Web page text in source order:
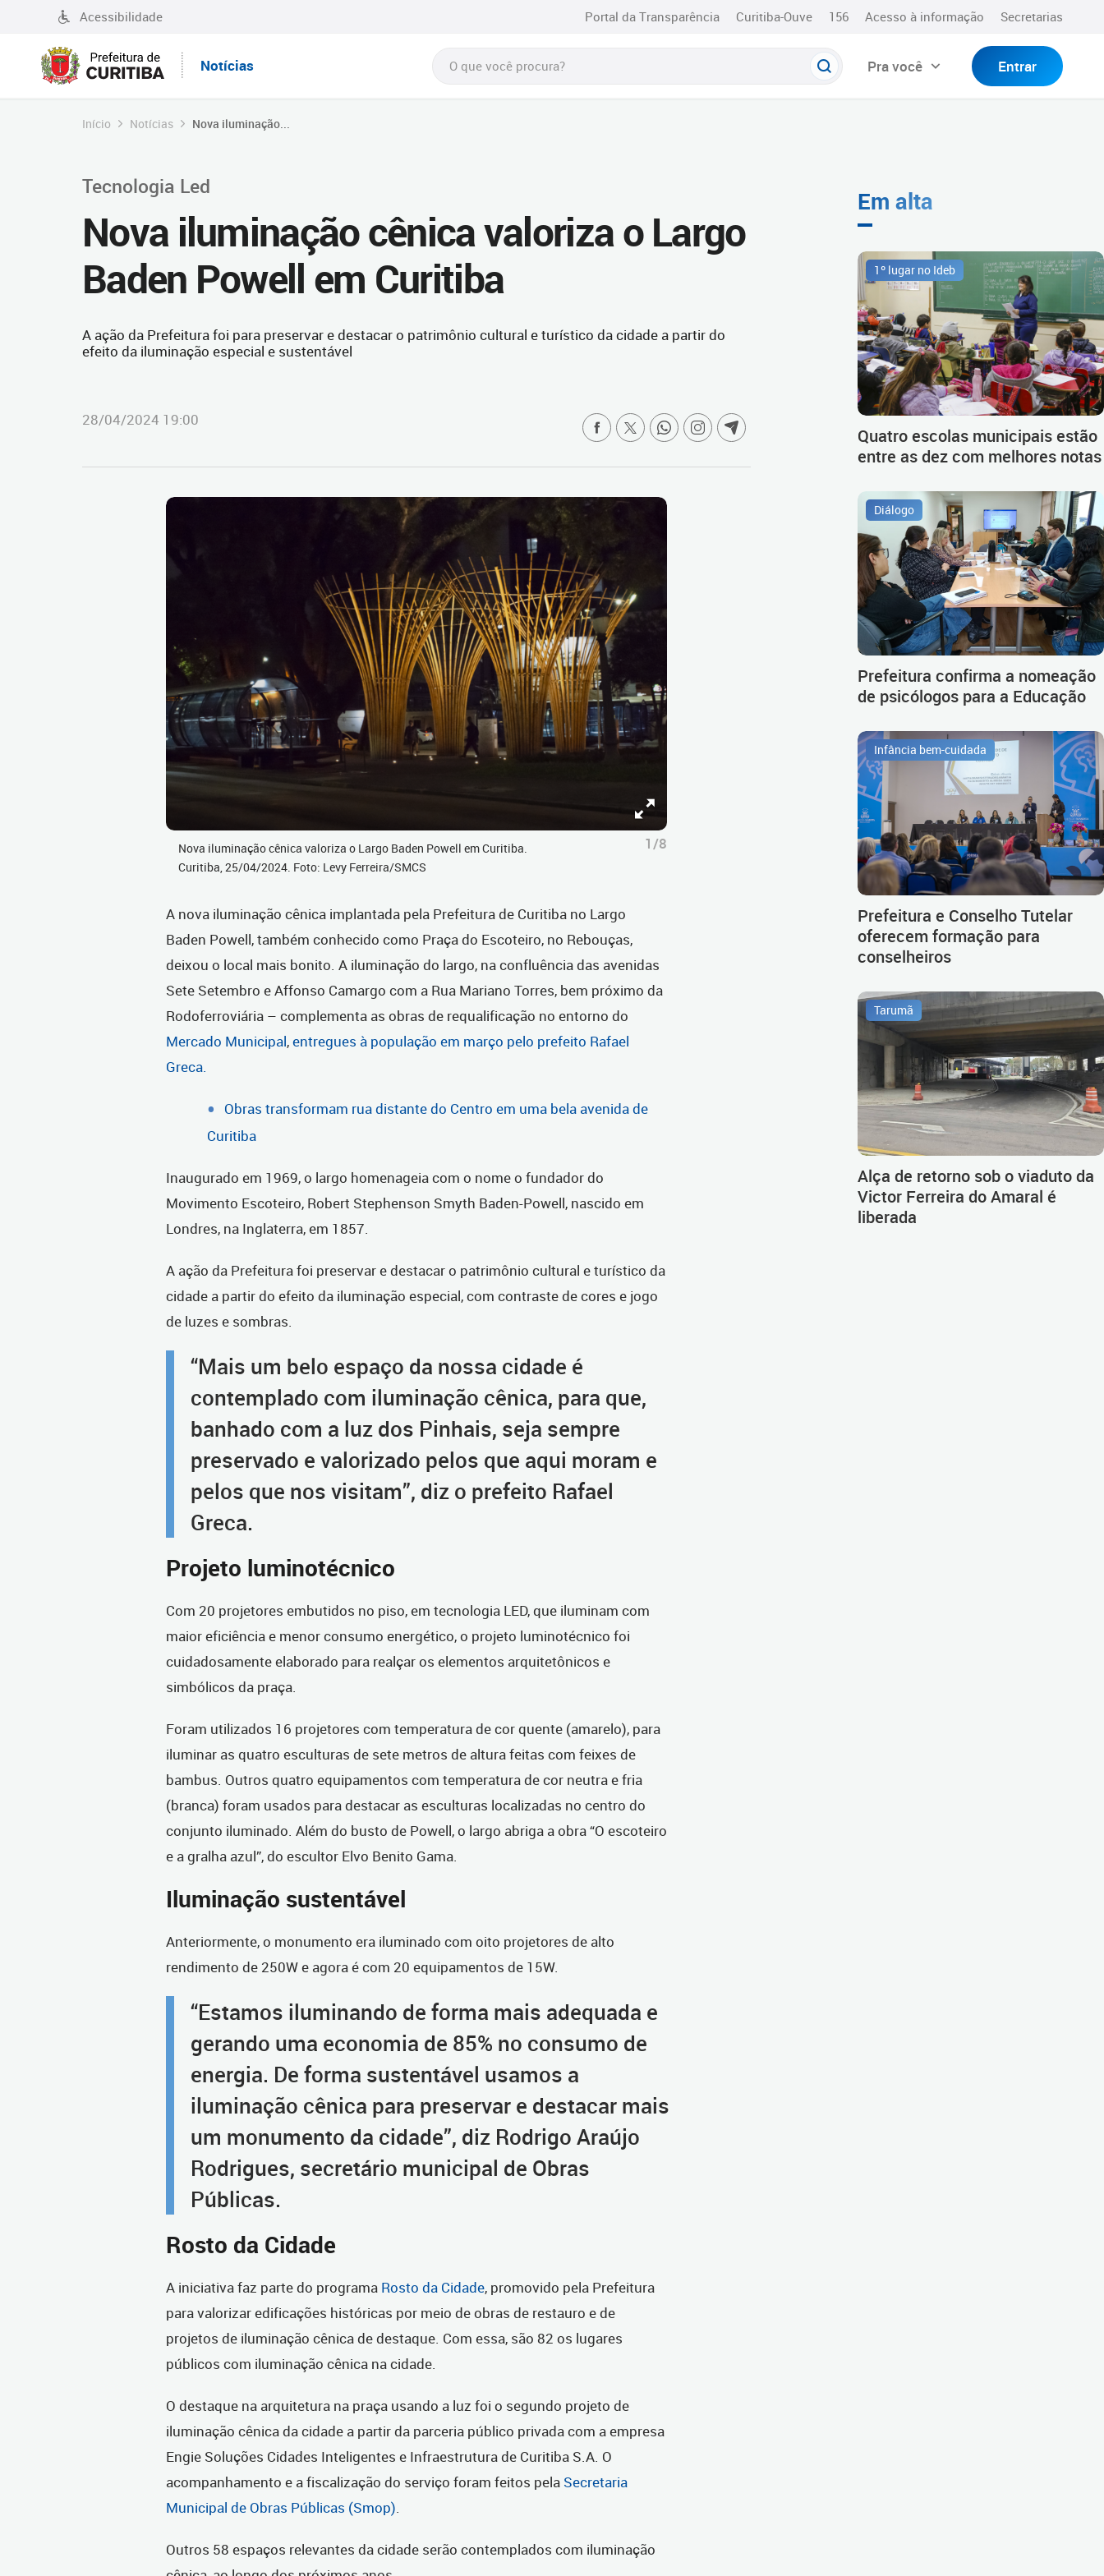
Acessibilidade Portal da Transparência Curitiba-Ouve 156 Acesso à informação Secretarias
Notícias Pra você Entrar
Início Notícias Nova iluminação...
Tecnologia Led
Nova iluminação cênica valoriza o Largo
Baden Powell em Curitiba
A ação da Prefeitura foi para preservar e destacar o patrimônio cultural e turístico da cidade a partir do
efeito da iluminação especial e sustentável
28/04/2024 19:00
Nova iluminação cênica valoriza o Largo Baden Powell em Curitiba.
Curitiba, 25/04/2024. Foto: Levy Ferreira/SMCS
1/8
A nova iluminação cênica implantada pela Prefeitura de Curitiba no Largo
Baden Powell, também conhecido como Praça do Escoteiro, no Rebouças,
deixou o local mais bonito. A iluminação do largo, na confluência das avenidas
Sete Setembro e Affonso Camargo com a Rua Mariano Torres, bem próximo da
Rodoferroviária – complementa as obras de requalificação no entorno do
Mercado Municipal,entregues à população em março pelo prefeito Rafael
Greca.
Obras transformam rua distante do Centro em uma bela avenida de
Curitiba
Inaugurado em 1969, o largo homenageia com o nome o fundador do
Movimento Escoteiro, Robert Stephenson Smyth Baden-Powell, nascido em
Londres, na Inglaterra, em 1857.
A ação da Prefeitura foi preservar e destacar o patrimônio cultural e turístico da
cidade a partir do efeito da iluminação especial, com contraste de cores e jogo
de luzes e sombras.
“Mais um belo espaço da nossa cidade é
contemplado com iluminação cênica, para que,
banhado com a luz dos Pinhais, seja sempre
preservado e valorizado pelos que aqui moram e
pelos que nos visitam”, diz o prefeito Rafael
Greca.
Projeto luminotécnico
Com 20 projetores embutidos no piso, em tecnologia LED, que iluminam com
maior eficiência e menor consumo energético, o projeto luminotécnico foi
cuidadosamente elaborado para realçar os elementos arquitetônicos e
simbólicos da praça.
Foram utilizados 16 projetores com temperatura de cor quente (amarelo), para
iluminar as quatro esculturas de sete metros de altura feitas com feixes de
bambus. Outros quatro equipamentos com temperatura de cor neutra e fria
(branca) foram usados para destacar as esculturas localizadas no centro do
conjunto iluminado. Além do busto de Powell, o largo abriga a obra “O escoteiro
e a gralha azul”, do escultor Elvo Benito Gama.
Iluminação sustentável
Anteriormente, o monumento era iluminado com oito projetores de alto
rendimento de 250W e agora é com 20 equipamentos de 15W.
“Estamos iluminando de forma mais adequada e
gerando uma economia de 85% no consumo de
energia. De forma sustentável usamos a
iluminação cênica para preservar e destacar mais
um monumento da cidade”, diz Rodrigo Araújo
Rodrigues, secretário municipal de Obras
Públicas.
Rosto da Cidade
A iniciativa faz parte do programa Rosto da Cidade, promovido pela Prefeitura
para valorizar edificações históricas por meio de obras de restauro e de
projetos de iluminação cênica de destaque. Com essa, são 82 os lugares
públicos com iluminação cênica na cidade.
O destaque na arquitetura na praça usando a luz foi o segundo projeto de
iluminação cênica da cidade a partir da parceria público privada com a empresa
Engie Soluções Cidades Inteligentes e Infraestrutura de Curitiba S.A. O
acompanhamento e a fiscalização do serviço foram feitos pela Secretaria
Municipal de Obras Públicas (Smop).
Outros 58 espaços relevantes da cidade serão contemplados com iluminação
Em alta
1º lugar no Ideb
Quatro escolas municipais estão
entre as dez com melhores notas
Diálogo
Prefeitura confirma a nomeação
de psicólogos para a Educação
Infância bem-cuidada
Prefeitura e Conselho Tutelar
oferecem formação para
conselheiros
Tarumã
Alça de retorno sob o viaduto da
Victor Ferreira do Amaral é
liberada